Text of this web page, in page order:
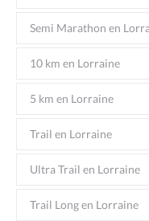
Semi Marathon en
10 km en Lorraine
5 km en Lorraine
Trail en Lorraine
Ultra Trail en Lorraine
Trail Long en Lorraine